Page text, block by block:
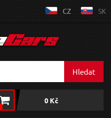
CZ SK
Hledat
0 Kč